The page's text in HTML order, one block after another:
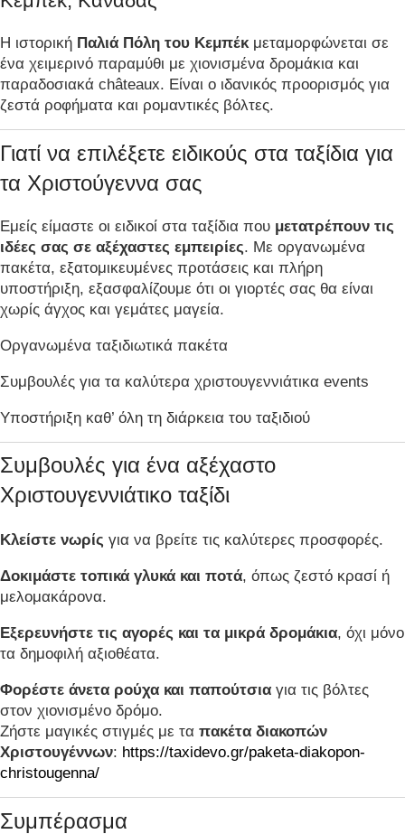
Η ιστορική Παλιά Πόλη του Κεμπέκμεταμορφώνεται σε
ένα χειμερινό παραμύθι με χιονισμένα δρομάκια και
παραδοσιακά châteaux. Είναι ο ιδανικός προορισμός για
ζεστά ροφήματα και ρομαντικές βόλτες.
Γιατί να επιλέξετε ειδικούς στα ταξίδια για
τα Χριστούγεννα σας
Εμείς είμαστε οι ειδικοί στα ταξίδια που μετατρέπουν τις
ιδέες σας σε αξέχαστες εμπειρίες. Με οργανωμένα
πακέτα, εξατομικευμένες προτάσεις και πλήρη
υποστήριξη, εξασφαλίζουμε ότι οι γιορτές σας θα είναι
χωρίς άγχος και γεμάτες μαγεία.
Οργανωμένα ταξιδιωτικά πακέτα
Συμβουλές για τα καλύτερα χριστουγεννιάτικα events
Υποστήριξη καθ’ όλη τη διάρκεια του ταξιδιού
Συμβουλές για ένα αξέχαστο
Χριστουγεννιάτικο ταξίδι
Κλείστε νωρίς για να βρείτε τις καλύτερες προσφορές.
Δοκιμάστε τοπικά γλυκά και ποτά, όπως ζεστό κρασί ή
μελομακάρονα.
Εξερευνήστε τις αγορές και τα μικρά δρομάκια, όχι μόνο
τα δημοφιλή αξιοθέατα.
Φορέστε άνετα ρούχα και παπούτσια για τις βόλτες
στον χιονισμένο δρόμο.
Ζήστε μαγικές στιγμές με τα πακέτα διακοπών
Χριστουγέννων: https://taxidevo.gr/paketa-diakopon-
christougenna/
Συμπέρασμα